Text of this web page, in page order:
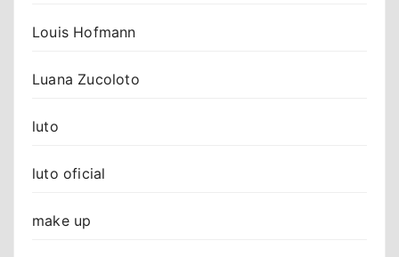
Louis Hofmann
Luana Zucoloto
luto
luto oficial
make up